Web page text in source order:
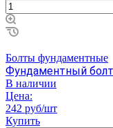
Болты фундаментные
Фундаментный
В наличии
Цена:
242 руб/шт
Купить